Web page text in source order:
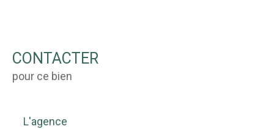
CONTACTER
pour ce bien
L'agence